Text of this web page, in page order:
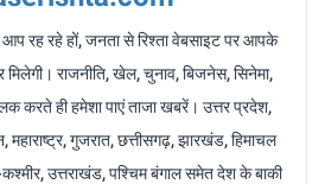
रह रहे हों, जनता से रिश्ता वेबसाइट पर आपके
मिलेगी। राजनीति, खेल, चुनाव, बिजनेस, सिनेमा,
करते ही हमेशा पाएं ताजा खबरें। उत्तर प्रदेश,
महाराष्ट्र, गुजरात, छत्तीसगढ़, झारखंड, हिमाचल
उत्तराखंड, पश्चिम बंगाल समेत देश के बाकी